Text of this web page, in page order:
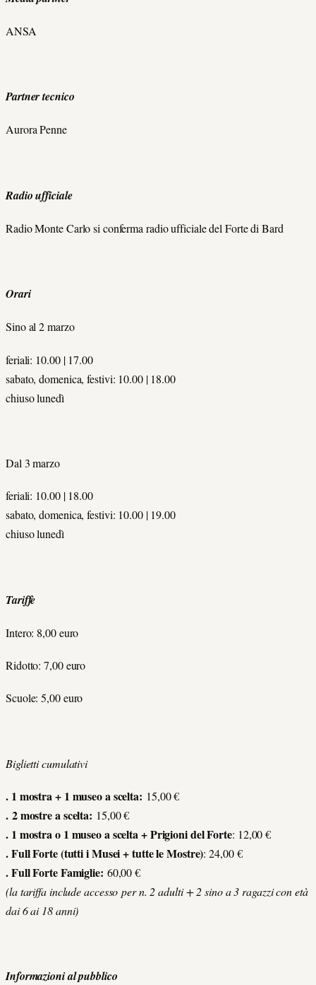
ANSA
Partner tecnico
Aurora Penne
Radio ufficiale
Radio Monte Carlo si conferma radio ufficiale del Forte di Bard
Orari
Sino al 2 marzo
feriali: 10.00 | 17.00
sabato, domenica, festivi: 10.00 | 18.00
chiuso lunedì
Dal 3 marzo
feriali: 10.00 | 18.00
sabato, domenica, festivi: 10.00 | 19.00
chiuso lunedì
Tariffe
Intero: 8,00 euro
Ridotto: 7,00 euro
Scuole: 5,00 euro
Biglietti cumulativi
. 1 mostra + 1 museo a scelta: 15,00 €
. 2 mostre a scelta: 15,00 €
. 1 mostra o 1 museo a scelta + Prigioni del Forte: 12,00 €
. Full Forte (tutti i Musei + tutte le Mostre): 24,00 €
. Full Forte Famiglie: 60,00 €
(la tariffa include accesso per n. 2 adulti + 2 sino a 3 ragazzi con età
dai 6 ai 18 anni)
Informazioni al pubblico